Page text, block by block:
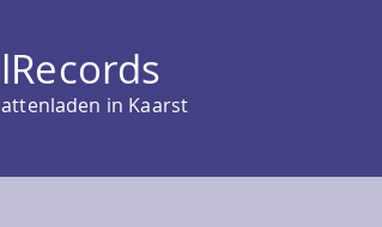
in Kaarst